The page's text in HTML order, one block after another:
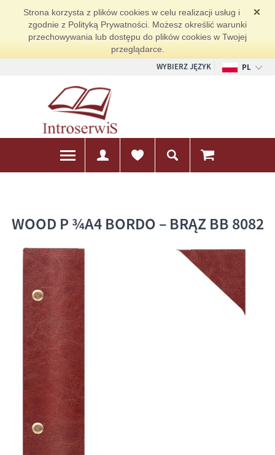
Strona korzysta z plików cookies w celu realizacji usług i
zgodnie z Polityką Prywatności. Możesz określić warunki
przechowywania lub dostępu do plików cookies w Twojej
przeglądarce.
WYBIERZ JĘZYK
PL
WOOD P ¾A4 BORDO – BRĄZ BB 8082